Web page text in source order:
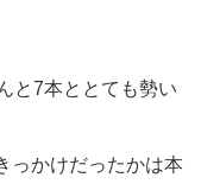
と7本ととても勢い
っかけだったかは本